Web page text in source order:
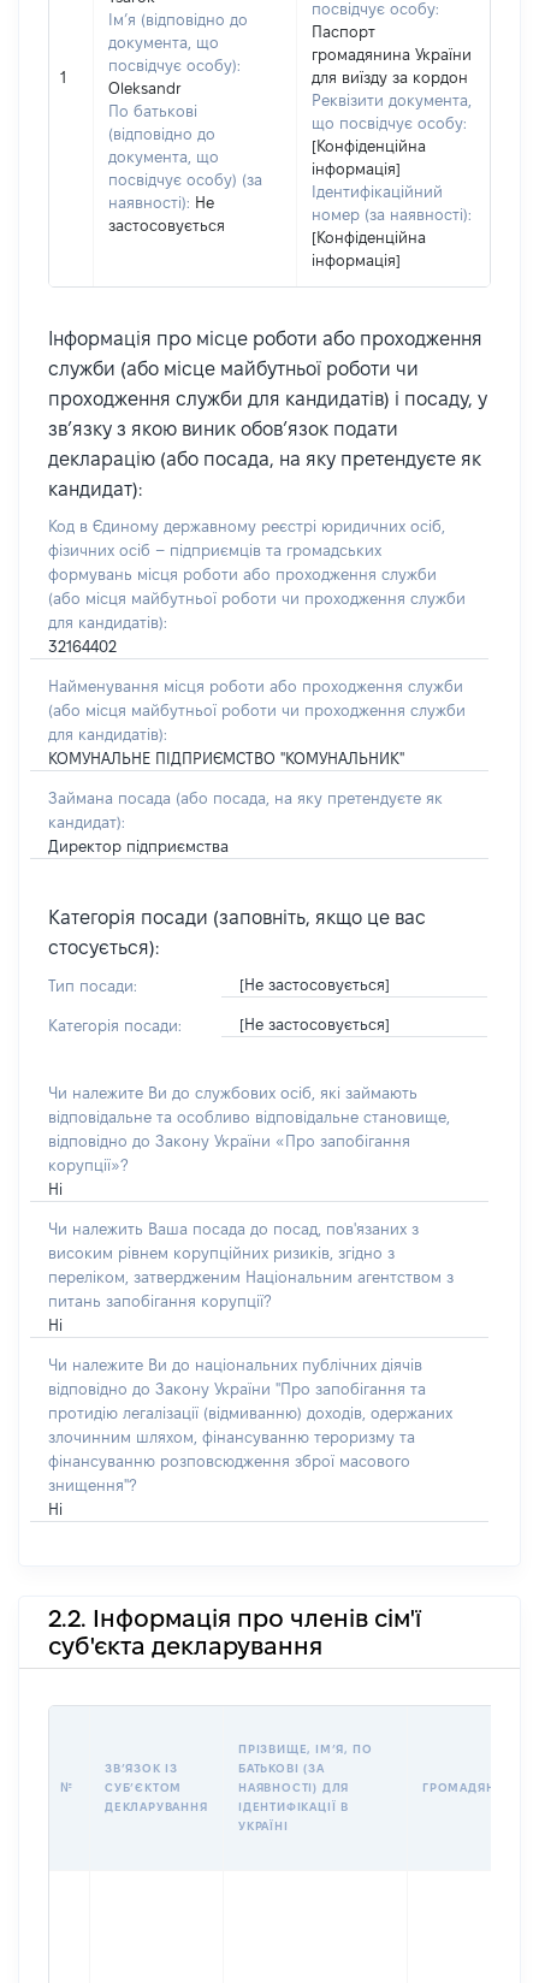
1
Ім’я (відповідно до
документа, що
посвідчує особу):
Oleksandr
По батькові
(відповідно до
документа, що
посвідчує особу) (за
наявності): Не
застосовується
посвідчує особу:
Паспорт
громадянина України
для виїзду за кордон
Реквізити документа,
що посвідчує особу:
[Конфіденційна
інформація]
Ідентифікаційний
номер (за наявності):
[Конфіденційна
інформація]
Інформація про місце роботи або проходження
служби (або місце майбутньої роботи чи
проходження служби для кандидатів) і посаду, у
зв’язку з якою виник обов’язок подати
декларацію (або посада, на яку претендуєте як
кандидат):
Код в Єдиному державному реєстрі юридичних осіб,
фізичних осіб – підприємців та громадських
формувань місця роботи або проходження служби
(або місця майбутньої роботи чи проходження служби
для кандидатів):
32164402
Найменування місця роботи або проходження служби
(або місця майбутньої роботи чи проходження служби
для кандидатів):
КОМУНАЛЬНЕ ПІДПРИЄМСТВО "КОМУНАЛЬНИК"
Займана посада (або посада, на яку претендуєте як
кандидат):
Директор підприємства
Категорія посади (заповніть, якщо це вас
стосується):
Тип посади: [Не застосовується]
Категорія посади: [Не застосовується]
Чи належите Ви до службових осіб, які займають
відповідальне та особливо відповідальне становище,
відповідно до Закону України «Про запобігання
корупції»?
Ні
Чи належить Ваша посада до посад, пов'язаних з
високим рівнем корупційних ризиків, згідно з
переліком, затвердженим Національним агентством з
питань запобігання корупції?
Ні
Чи належите Ви до національних публічних діячів
відповідно до Закону України "Про запобігання та
протидію легалізації (відмиванню) доходів, одержаних
злочинним шляхом, фінансуванню тероризму та
фінансуванню розповсюдження зброї масового
знищення"?
Ні
2.2. Інформація про членів сім'ї
суб'єкта декларування
№
ЗВʼЯЗОК ІЗ
СУБʼЄКТОМ
ДЕКЛАРУВАННЯ
ПРІЗВИЩЕ, ІМʼЯ, ПО
БАТЬКОВІ (ЗА
НАЯВНОСТІ) ДЛЯ
ІДЕНТИФІКАЦІЇ В
УКРАЇНІ
ГРОМАДЯНСТВО